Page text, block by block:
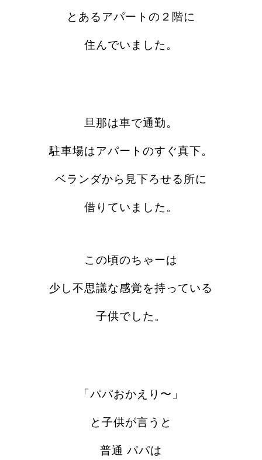
とあるアパートの２ 階に
住んでいました。
旦那は車で通勤。
駐車場はアパートのすぐ真下。
ベランダから見下ろせる所に
借りていました。
この頃のちゃーは
少し不思議な感覚を持っている
子供でした。
「 パパおかえり〜 」
と子供が言うと
普通 パパは